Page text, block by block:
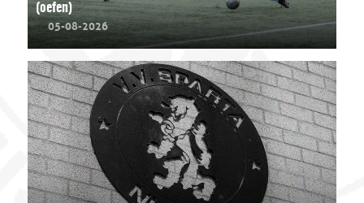
(oefen)
05-08-2026